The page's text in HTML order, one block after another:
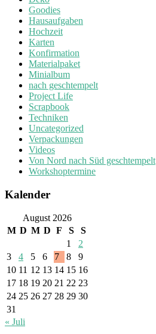
Goodies
Hausaufgaben
Hochzeit
Karten
Konfirmation
Materialpaket
Minialbum
nach geschtempelt
Project Life
Scrapbook
Techniken
Uncategorized
Verpackungen
Videos
Von Nord nach Süd geschtempelt
Workshoptermine
Kalender
August 2026
M D M D F S
S
1
2
3
4 5 6 7 8
9
10 11 12 13 14 15 16
17 18 19 20 21 22 23
24 25 26 27 28 29 30
31
« Juli